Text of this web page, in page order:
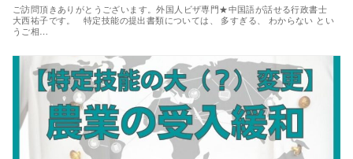
ご訪問頂きありがとうございます。外国人ビザ専門★中国語が話せる行政書士
大西祐子です。 特定技能の提出書類については、 多すぎる、 わからない とい
うご相…